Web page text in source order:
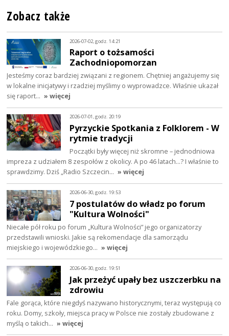
Zobacz także
2026-07-02, godz. 14:21
Raport o tożsamości
Zachodniopomorzan
Jesteśmy coraz bardziej związani z regionem. Chętniej angażujemy się
w lokalne inicjatywy i rzadziej myślimy o wyprowadzce. Właśnie ukazał
się raport… » więcej
2026-07-01, godz. 20:19
Pyrzyckie Spotkania z Folklorem - W
rytmie tradycji
Początki były więcej niż skromne – jednodniowa
impreza z udziałem 8 zespołów z okolicy. A po 46 latach…? I właśnie to
sprawdzimy. Dziś „Radio Szczecin… » więcej
2026-06-30, godz. 19:53
7 postulatów do władz po forum
"Kultura Wolności"
Niecałe pół roku po forum „Kultura Wolności” jego organizatorzy
przedstawili wnioski. Jakie są rekomendacje dla samorządu
miejskiego i wojewódzkiego… » więcej
2026-06-30, godz. 19:51
Jak przeżyć upały bez uszczerbku na
zdrowiu
Fale gorąca, które niegdyś nazywano historycznymi, teraz występują co
roku. Domy, szkoły, miejsca pracy w Polsce nie zostały zbudowane z
myślą o takich… » więcej